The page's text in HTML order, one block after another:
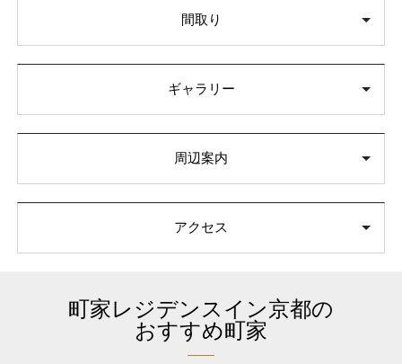
間取り
ギャラリー
周辺案内
アクセス
町家レジデンスイン京都の
おすすめ町家